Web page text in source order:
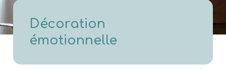
Décoration
émotionnelle